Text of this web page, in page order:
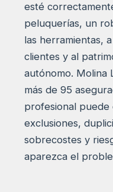
esté
peluquerías, un
las herramientas,
clientes y al
autónomo. Molina
más de 95
profesional puede
exclusiones,
sobrecostes y
aparezca el